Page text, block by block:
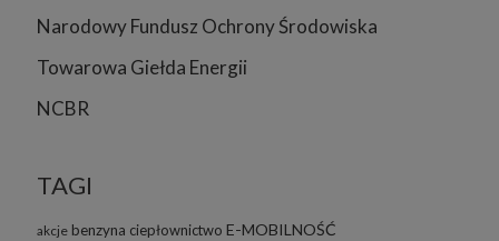
Narodowy Fundusz Ochrony Środowiska
Towarowa Giełda Energii
NCBR
TAGI
akcje benzyna ciepłownictwo E-MOBILNOŚĆ